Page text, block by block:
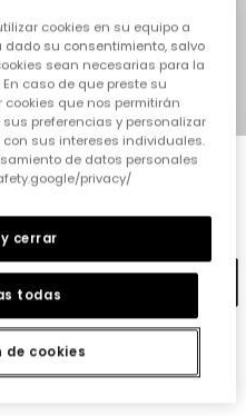
4 5
verda
cookies en su equipo a
su consentimiento, salvo
sean necesarias para la
caso de que preste su
que nos permitirán
preferencias y personalizar
sus intereses individuales.
de datos personales
privacy/
de cookies
todas
cerrar